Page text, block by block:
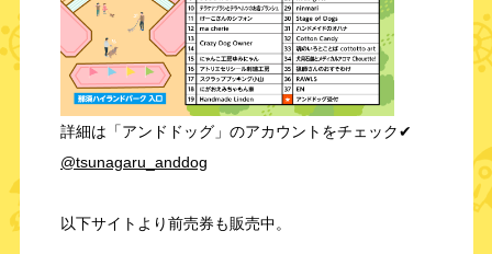
詳細は「アンドドッグ」のアカウントをチェック✔
@tsunagaru_anddog
以下サイトより前売券も販売中。